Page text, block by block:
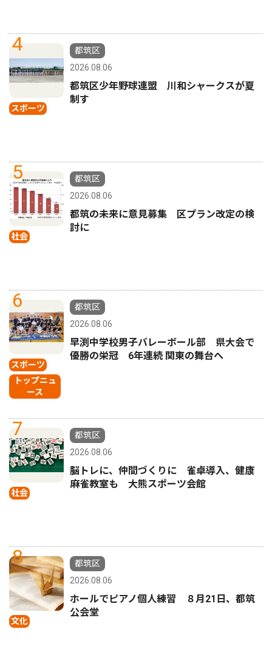
4
スポーツ
都筑区
2026.08.06
都筑区少年野球連盟 川和シャークスが夏
制す
5
社会
都筑区
2026.08.06
都筑の未来に意見募集 区プラン改定の検
討に
6
スポーツ
トップニュ
ース
都筑区
2026.08.06
早渕中学校男子バレーボール部 県大会で
優勝の栄冠 6年連続 関東の舞台へ
7
社会
都筑区
2026.08.06
脳トレに、仲間づくりに 雀卓導入、健康
麻雀教室も 大熊スポーツ会館
8
文化
都筑区
2026.08.06
ホールでピアノ個人練習 ８月21日、都筑
公会堂